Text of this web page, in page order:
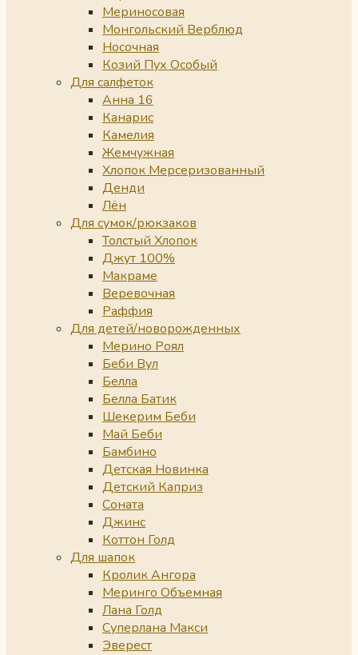
Мериносовая
Монгольский Верблюд
Носочная
Козий Пух Особый
Для салфеток
Анна 16
Канарис
Камелия
Жемчужная
Хлопок Мерсеризованный
Денди
Лён
Для сумок/рюкзаков
Толстый Хлопок
Джут 100%
Макраме
Веревочная
Раффия
Для детей/новорожденных
Мерино Роял
Беби Вул
Белла
Белла Батик
Шекерим Беби
Май Беби
Бамбино
Детская Новинка
Детский Каприз
Соната
Джинс
Коттон Голд
Для шапок
Кролик Ангора
Меринго Объемная
Лана Голд
Суперлана Макси
Эверест